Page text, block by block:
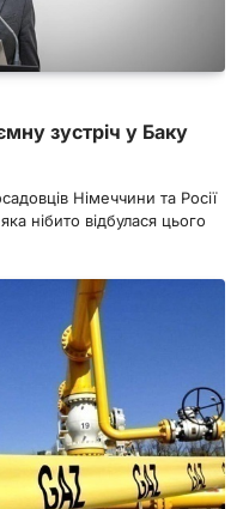
зустріч у Баку
Німеччини та Росії
нібито відбулася цього